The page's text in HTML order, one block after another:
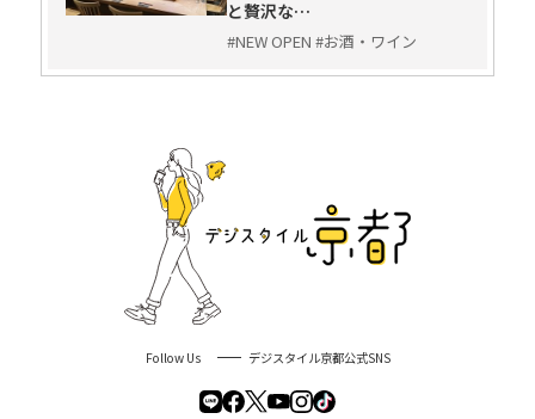
と贅沢な…
#NEW OPEN #お酒・ワイン
Follow Us デジスタイル京都公式SNS